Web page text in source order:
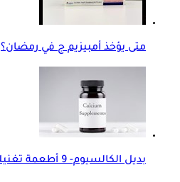
متى يؤخذ أمبيزيم ج في رمضان؟
بديل الكالسيوم- 9 أطعمة تغنيك عن مكملاته الغذائية